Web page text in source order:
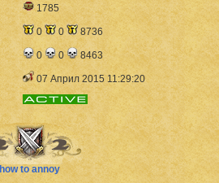
1785
0 0
8736
0 0
8463
07 Април 2015 11:29:20
how to annoy